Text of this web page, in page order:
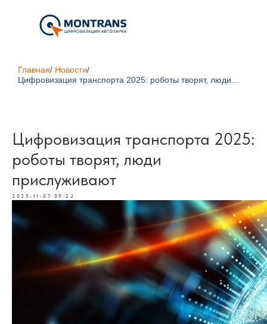
Главная/ Новости/
Цифровизация транспорта 2025: роботы творят, люди...
Цифровизация транспорта 2025:
роботы творят, люди
прислуживают
2025-11-07 09:22